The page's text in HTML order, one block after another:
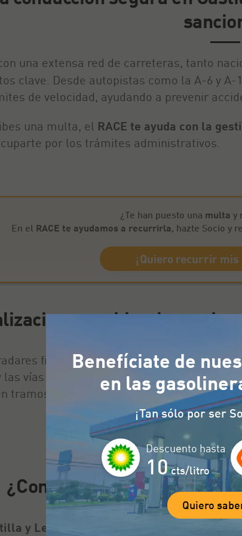
una extensa red de carreteras, tanto
clave. Desde autopistas como la A-6 y
de velocidad, ayudando a prevenir
una multa, el RACE te ayuda con la
por los trámites administrativos.
¿Te han puesto una multa y
En el RACE te ayudamos a recurrirla, hazte Socio y
¡Quiero recurrir
y ubicaciones de
fijos se encuentran distribuidos a lo
vías de mayor tráfico. Estos radares
tramos críticos.
Vía Punto Km/n
¿Conoces los límites de
y León tiene unos límites de velocidad
Benefíciate de
en las
¡Tan sólo por ser
Descuento hasta
10cts/litro
Quiero